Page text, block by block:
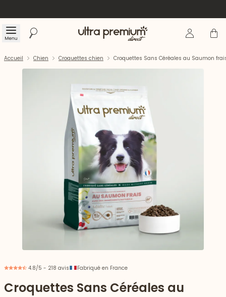
Menu Rechercher Accueil Se Panier
Accueil Chien Croquettes chien Croquettes Sans Céréales au Saumon
4.8/5 - 218 avis Fabriqué en France
Croquettes Sans Céréales au